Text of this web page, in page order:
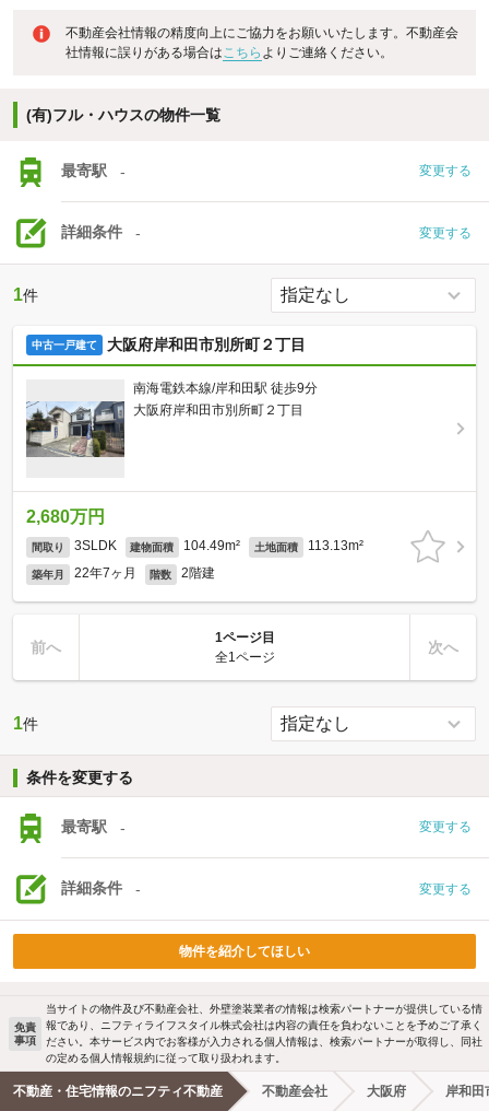
不動産会社情報の精度向上にご協力をお願いいたします。不動産会
社情報に誤りがある場合はこちら よりご連絡ください。
(有)フル・ハウスの物件一覧
最寄駅 - 変更する
詳細条件 - 変更する
1件
中古一戸建て 大阪府岸和田市別所町２丁目
南海電鉄本線/岸和田駅 徒歩9分
大阪府岸和田市別所町２丁目
2,680万円
間取り 3SLDK 建物面積 104.49m² 土地面積 113.13m²
築年月 22年7ヶ月 階数 2階建
前へ
1ページ目
全1ページ
次へ
1件
条件を変更する
最寄駅 - 変更する
詳細条件 - 変更する
物件を紹介してほしい
免責
事項
当サイトの物件及び不動産会社、外壁塗装業者の情報は検索パートナーが提供している情
報であり、ニフティライフスタイル株式会社は内容の責任を負わないことを予めご了承く
ださい。本サービス内でお客様が入力される個人情報は、検索パートナーが取得し、同社
の定める個人情報規約に従って取り扱われます。
不動産・住宅情報のニフティ不動産 不動産会社 大阪府 岸和田